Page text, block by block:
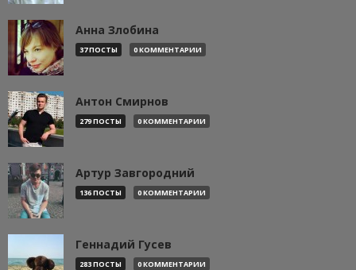
Анна Злобина
37 ПОСТЫ 0 КОММЕНТАРИИ
Антон Смирнов
279 ПОСТЫ 0 КОММЕНТАРИИ
Артур Завгородний
136 ПОСТЫ 0 КОММЕНТАРИИ
Геннадий Гусев
283 ПОСТЫ 0 КОММЕНТАРИИ